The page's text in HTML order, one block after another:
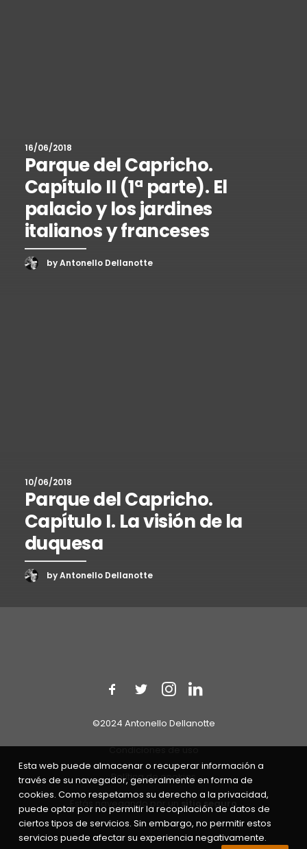
16/06/2018
Parque del Capricho.
Capítulo II (1ª parte). El
palacio y los jardines
italianos y franceses
by Antonello Dellanotte
10/06/2018
Parque del Capricho.
Capítulo I. La visión de la
duquesa
by Antonello Dellanotte
©2024 Antonello Dellanotte
Condiciones de uso
Política de cookies
Estás navegando por un sitio seguro
Esta web puede almacenar o recuperar información a
través de su navegador, generalmente en forma de
cookies. Como respetamos su derecho a la privacidad,
puede optar por no permitir la recopilación de datos de
ciertos tipos de servicios. Sin embargo, no permitir estos
servicios puede afectar su experiencia negativamente.